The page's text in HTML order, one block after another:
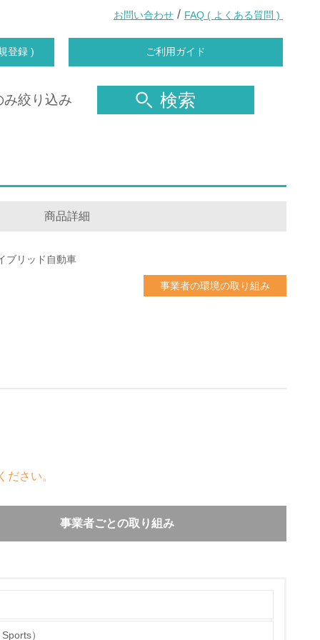
お問い合わせ / FAQ ( よくある質問 )
登録 ) ご利用ガイド
み絞り込み 検索
商品詳細
ブリッド自動車
事業者の環境の取り組み
さい。
事業者ごとの取り組み
降の新型車においてリサイクル可能率90%
）